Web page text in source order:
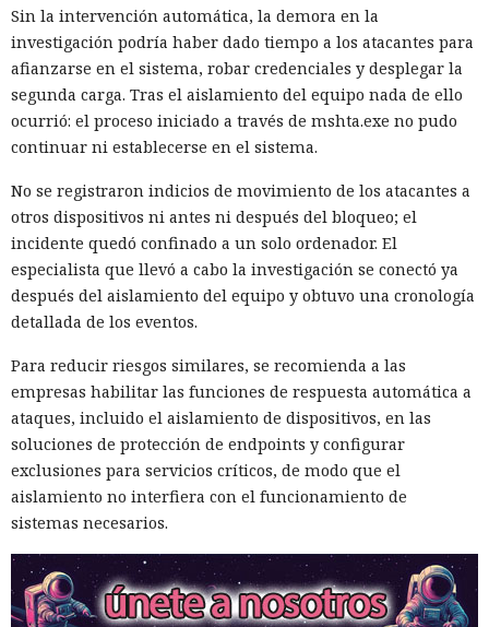
Sin la intervención automática, la demora en la
investigación podría haber dado tiempo a los atacantes para
afianzarse en el sistema, robar credenciales y desplegar la
segunda carga. Tras el aislamiento del equipo nada de ello
ocurrió: el proceso iniciado a través de mshta.exe no pudo
continuar ni establecerse en el sistema.
No se registraron indicios de movimiento de los atacantes a
otros dispositivos ni antes ni después del bloqueo; el
incidente quedó confinado a un solo ordenador. El
especialista que llevó a cabo la investigación se conectó ya
después del aislamiento del equipo y obtuvo una cronología
detallada de los eventos.
Para reducir riesgos similares, se recomienda a las
empresas habilitar las funciones de respuesta automática a
ataques, incluido el aislamiento de dispositivos, en las
soluciones de protección de endpoints y configurar
exclusiones para servicios críticos, de modo que el
aislamiento no interfiera con el funcionamiento de
sistemas necesarios.